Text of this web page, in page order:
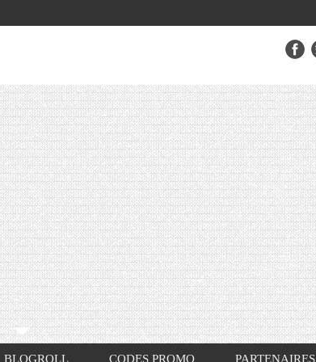
BLOGROLL CODES PROMO PARTENAIRES